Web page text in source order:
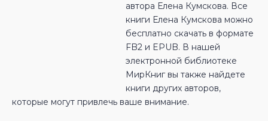
автора Елена Кумскова. Все
книги Елена Кумскова можно
бесплатно скачать в формате
FB2 и EPUB. В нашей
электронной библиотеке
МирКниг вы также найдете
книги других авторов,
которые могут привлечь ваше внимание.